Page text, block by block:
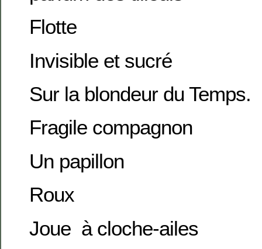
Flotte
Invisible et sucré
Sur la blondeur du Temps.
Fragile compagnon
Un papillon
Roux
Joue à cloche-ailes